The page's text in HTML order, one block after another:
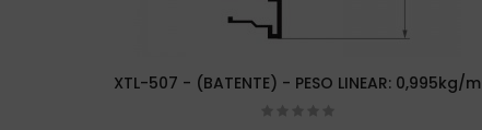
XTL-507 - (BATENTE) - PESO LINEAR: 0,995kg/m